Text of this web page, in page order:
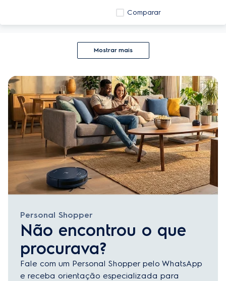
Comparar
Mostrar mais
Personal Shopper
Não encontrou o que
procurava?
Fale com um Personal Shopper pelo WhatsApp
e receba orientação especializada para